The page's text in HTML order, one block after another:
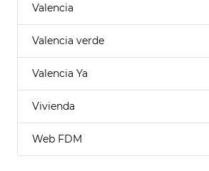
Valencia
Valencia verde
Valencia Ya
Vivienda
Web FDM